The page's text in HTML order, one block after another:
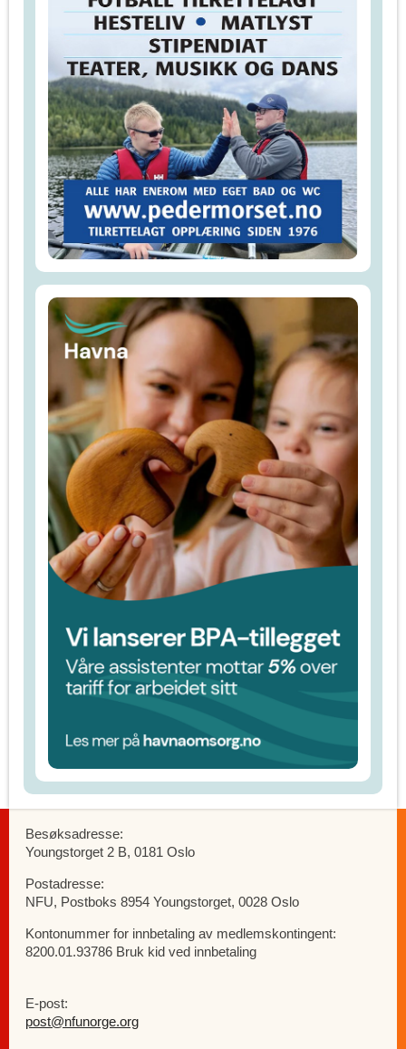
Besøksadresse:
Youngstorget 2 B, 0181 Oslo
Postadresse:
NFU, Postboks 8954 Youngstorget, 0028 Oslo
Kontonummer for innbetaling av medlemskontingent:
8200.01.93786 Bruk kid ved innbetaling
E-post:
post@nfunorge.org